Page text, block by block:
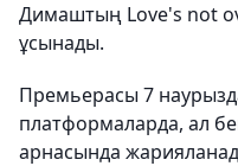
Димаштың Love's not
ұсынады.
Премьерасы 7
платформаларда, ал
арнасында